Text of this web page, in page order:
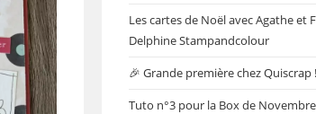
Les cartes de Noël avec Agathe et
Delphine Stampandcolour
🎉 Grande première chez Quiscrap
Tuto n°3 pour la Box de